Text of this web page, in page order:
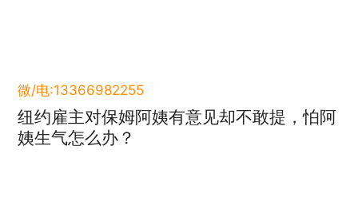
微/电:13366982255
纽约雇主对保姆阿姨有意见却不敢提，怕阿
姨生气怎么办？